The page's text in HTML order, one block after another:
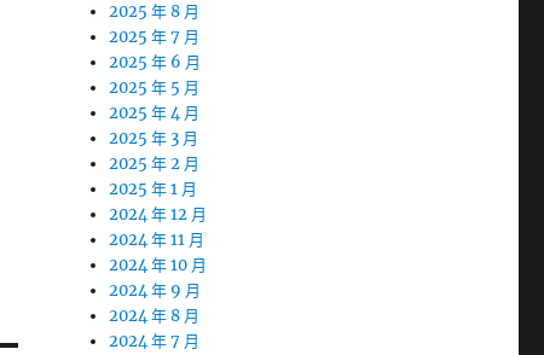
2025 年 8 月
2025 年 7 月
2025 年 6 月
2025 年 5 月
2025 年 4 月
2025 年 3 月
2025 年 2 月
2025 年 1 月
2024 年 12 月
2024 年 11 月
2024 年 10 月
2024 年 9 月
2024 年 8 月
2024 年 7 月